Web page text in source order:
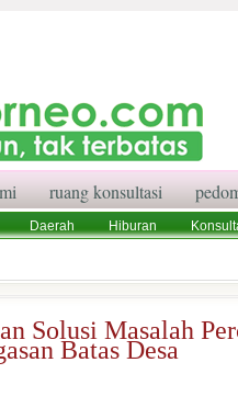
ruang konsultasi
Daerah Hiburan
Solusi Masalah
Batas Desa